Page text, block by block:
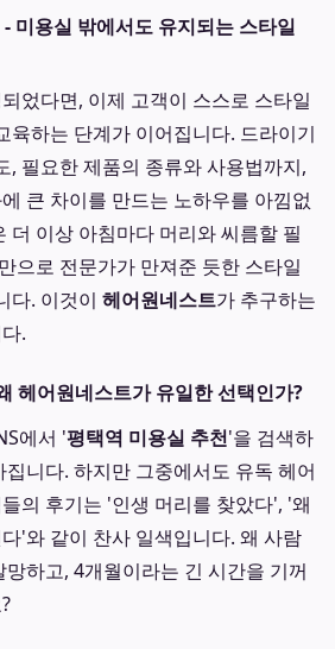
미용실 밖에서도 유지되는 스타일
었다면, 이제 고객이 스스로 스타일
육하는 단계가 이어집니다. 드라이기
, 필요한 제품의 종류와 사용법까지,
큰 차이를 만드는 노하우를 아낌없
더 이상 아침마다 머리와 씨름할 필
으로 전문가가 만져준 듯한 스타일
다. 이것이 헤어원네스트가 추구하는
.
헤어원네스트가 유일한 선택인가?
에서 '평택역 미용실 추천'을 검색하
니다. 하지만 그중에서도 유독 헤어
의 후기는 '인생 머리를 찾았다', '왜
'와 같이 찬사 일색입니다. 왜 사람
하고, 4개월이라는 긴 시간을 기꺼